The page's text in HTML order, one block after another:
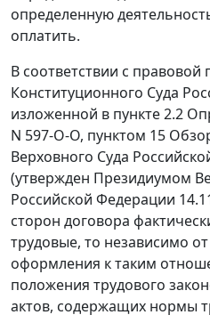
определенную
оплатить.
В соответствии с правовой
Конституционного Суда
изложенной в пункте 2.2
N 597-О-О, пунктом 15
Верховного Суда
(утвержден Президиумом
Российской Федерации
сторон договора
трудовые, то независимо
оформления к таким
положения трудового
актов, содержащих нормы